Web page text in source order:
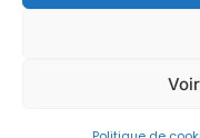
Recrutement &